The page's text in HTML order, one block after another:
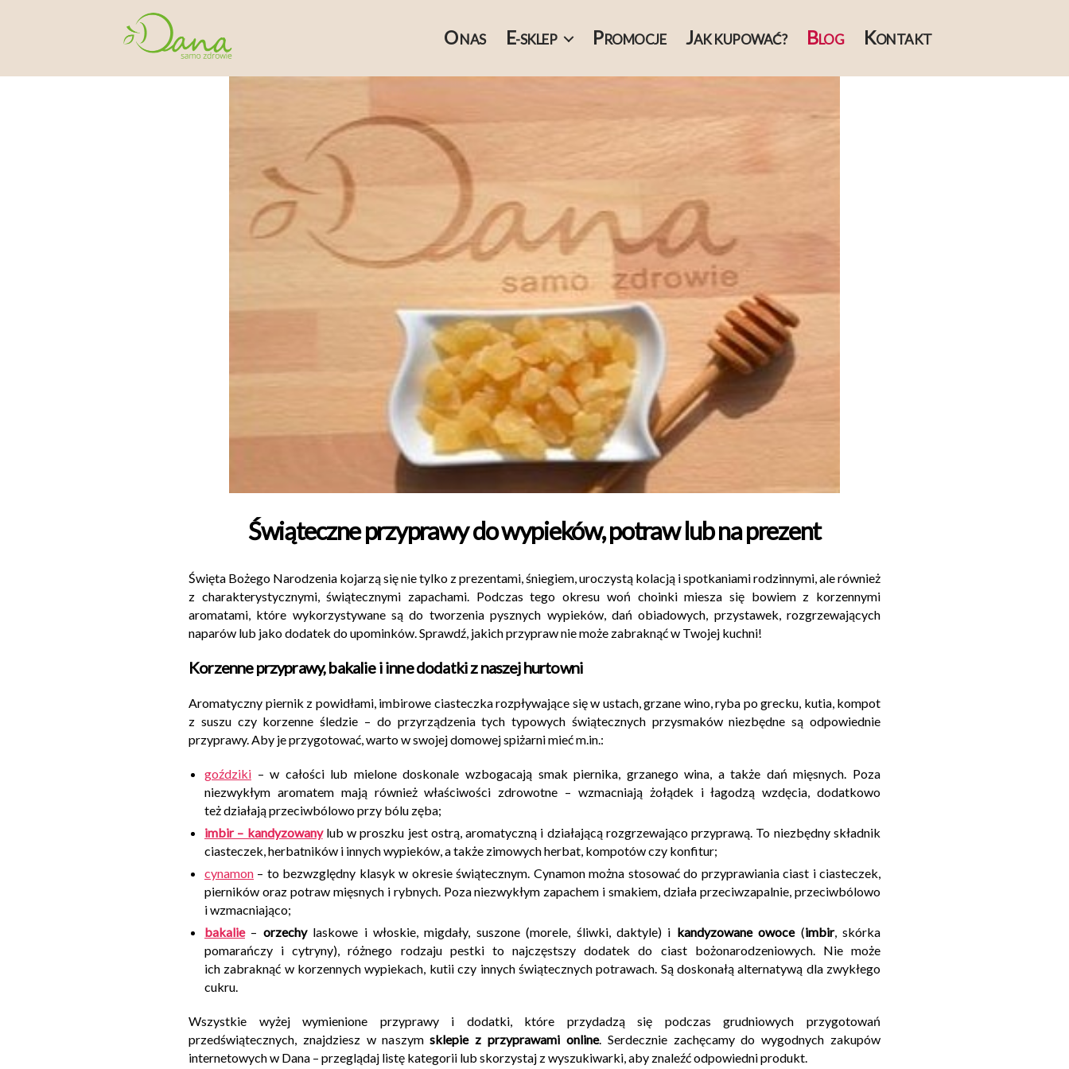
ONAS E-SKLEP PROMOCJE JAK KUPOWAĆ? BLOG KONTAKT
Świąteczne przyprawy do wypieków, potraw lub na prezent
Święta Bożego Narodzenia kojarzą się nie tylko z prezentami, śniegiem, uroczystą kolacją i spotkaniami rodzinnymi, ale również
z charakterystycznymi, świątecznymi zapachami. Podczas tego okresu woń choinki miesza się bowiem z korzennymi
aromatami, które wykorzystywane są do tworzenia pysznych wypieków, dań obiadowych, przystawek, rozgrzewających
naparów lub jako dodatek do upominków. Sprawdź, jakich przypraw nie może zabraknąć w Twojej kuchni!
Korzenne przyprawy,bakaliei inne dodatki z naszejhurtowni
Aromatyczny piernik z powidłami, imbirowe ciasteczka rozpływające się w ustach, grzane wino, ryba po grecku, kutia, kompot
z suszu czy korzenne śledzie – do przyrządzenia tych typowych świątecznych przysmaków niezbędne są odpowiednie
przyprawy. Aby je przygotować, warto w swojej domowej spiżarni mieć m.in.:
goździki – w całości lub mielone doskonale wzbogacają smak piernika, grzanego wina, a także dań mięsnych. Poza
niezwykłym aromatem mają również właściwości zdrowotne – wzmacniają żołądek i łagodzą wzdęcia, dodatkowo
też działają przeciwbólowo przy bólu zęba;
imbir – kandyzowanylub w proszku jest ostrą, aromatyczną i działającą rozgrzewająco przyprawą. To niezbędny składnik
ciasteczek, herbatników i innych wypieków, a także zimowych herbat, kompotów czy konfitur;
cynamon – to bezwzględny klasyk w okresie świątecznym. Cynamon można stosować do przyprawiania ciast i ciasteczek,
pierników oraz potraw mięsnych i rybnych. Poza niezwykłym zapachem i smakiem, działa przeciwzapalnie, przeciwbólowo
i wzmacniająco;
bakalie– orzechylaskowe i włoskie, migdały, suszone (morele, śliwki, daktyle) i kandyzowane owoce(imbir, skórka
pomarańczy i cytryny), różnego rodzaju pestki to najczęstszy dodatek do ciast bożonarodzeniowych. Nie może
ich zabraknąć w korzennych wypiekach, kutii czy innych świątecznych potrawach. Są doskonałą alternatywą dla zwykłego
cukru.
Wszystkie wyżej wymienione przyprawy i dodatki, które przydadzą się podczas grudniowych przygotowań
przedświątecznych, znajdziesz w naszymsklepie z przyprawami online. Serdecznie zachęcamy do wygodnych zakupów
internetowych w Dana – przeglądaj listę kategorii lub skorzystaj z wyszukiwarki, aby znaleźć odpowiedni produkt.